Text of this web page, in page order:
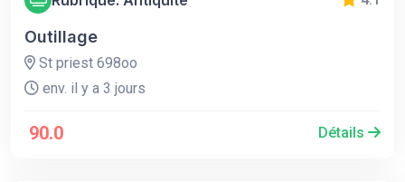
Outillage
St priest 698oo
env. il y a 3 jours
90.0 Détails